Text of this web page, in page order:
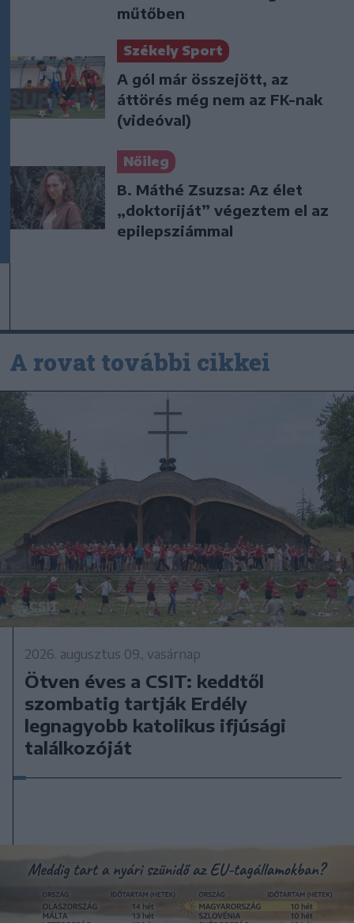
műtőben
Székely Sport
A gól már összejött, az
áttörés még nem az FK-nak
(videóval)
Nőileg
B. Máthé Zsuzsa: Az élet
„doktoriját” végeztem el az
epilepsziámmal
A rovat további cikkei
2026. augusztus 09., vasárnap
Ötven éves a CSIT: keddtől
szombatig tartják Erdély
legnagyobb katolikus ifjúsági
találkozóját